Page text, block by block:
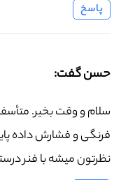
پاسخ
حسن گفت:
سلام و وقت بخیر.
فرنگی و فشارش داده
نظرتون میشه با فنر